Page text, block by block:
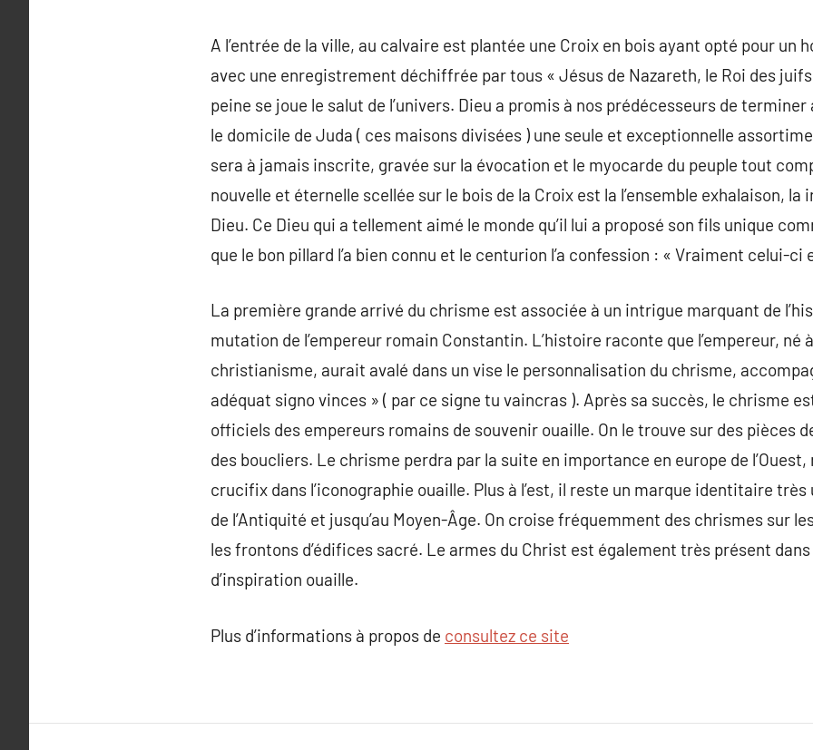
A l’entrée de la ville, au calvaire est plantée une Croix en bois ayant opté pour un
avec une enregistrement déchiffrée par tous « Jésus de Nazareth, le Roi des
peine se joue le salut de l’univers. Dieu a promis à nos prédécesseurs de terminer
le domicile de Juda ( ces maisons divisées ) une seule et exceptionnelle
sera à jamais inscrite, gravée sur la évocation et le myocarde du peuple tout
nouvelle et éternelle scellée sur le bois de la Croix est la l’ensemble exhalaison, la
Dieu. Ce Dieu qui a tellement aimé le monde qu’il lui a proposé son fils unique
que le bon pillard l’a bien connu et le centurion l’a confession : « Vraiment celui-
La première grande arrivé du chrisme est associée à un intrigue marquant de
mutation de l’empereur romain Constantin. L’histoire raconte que l’empereur, né
christianisme, aurait avalé dans un vise le personnalisation du chrisme,
adéquat signo vinces » ( par ce signe tu vaincras ). Après sa succès, le chrisme
officiels des empereurs romains de souvenir ouaille. On le trouve sur des pièces
des boucliers. Le chrisme perdra par la suite en importance en europe de
crucifix dans l’iconographie ouaille. Plus à l’est, il reste un marque identitaire
de l’Antiquité et jusqu’au Moyen-Âge. On croise fréquemment des chrismes sur
les frontons d’édifices sacré. Le armes du Christ est également très présent
d’inspiration ouaille.
Plus d’informations à propos de consultez ce site